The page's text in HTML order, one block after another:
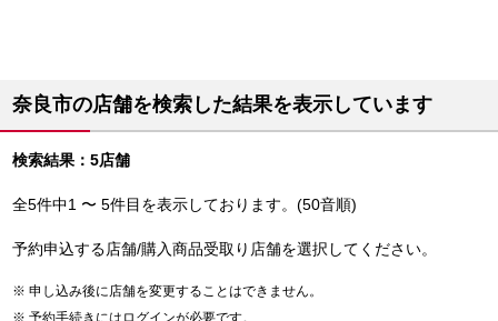
奈良市の店舗を検索した結果を表示しています
検索結果：5店舗
全5件中1 〜 5件目を表示しております。(50音順)
予約申込する店舗/購入商品受取り店舗を選択してください。
申し込み後に店舗を変更することはできません。
予約手続きにはログインが必要です。